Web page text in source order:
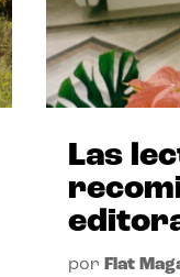
Las
por Flat